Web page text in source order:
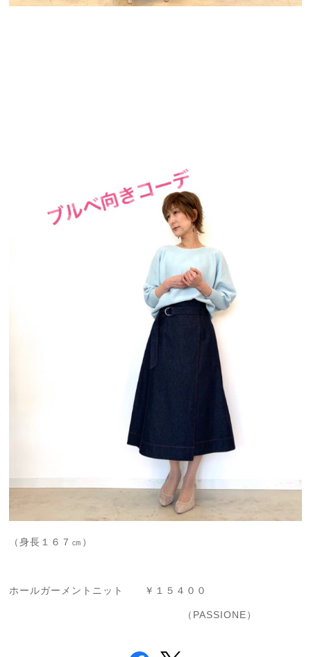
（身長１６７㎝）
ホールガーメントニット ￥１５４００
（PASSIONE）